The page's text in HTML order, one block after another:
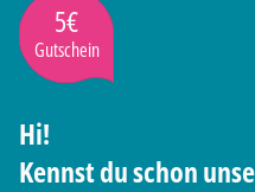
5€
Gutschein
Hi!
Kennst du schon